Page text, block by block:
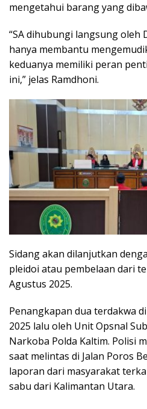
mengetahui barang yang
“SA dihubungi langsung oleh
hanya membantu
keduanya memiliki peran
ini,” jelas Ramdhoni.
Sidang akan dilanjutkan
pleidoi atau pembelaan dari
Agustus 2025.
Penangkapan dua terdakwa
2025 lalu oleh Unit Opsnal
Narkoba Polda Kaltim. Polisi
saat melintas di Jalan Poros
laporan dari masyarakat
sabu dari Kalimantan Utara.